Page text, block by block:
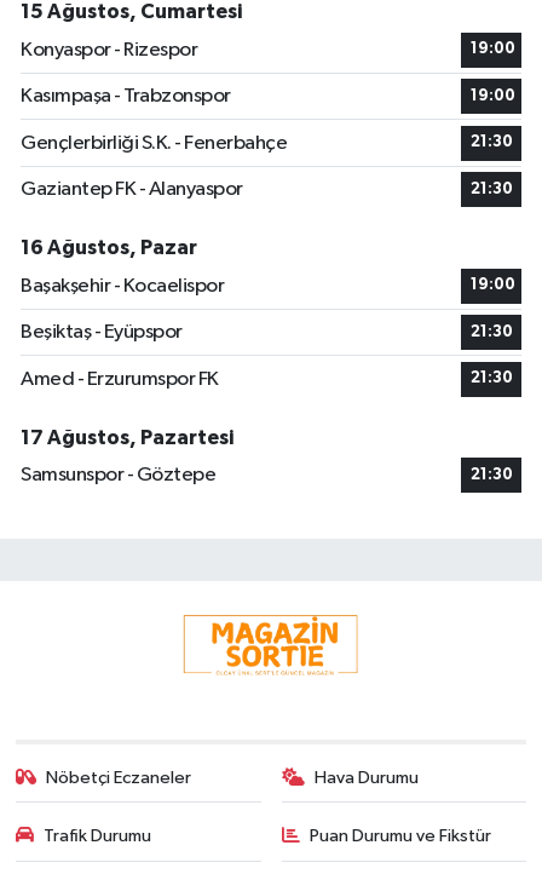
15 Ağustos, Cumartesi
Konyaspor - Rizespor
19:00
Kasımpaşa - Trabzonspor 19:00
Gençlerbirliği S.K. - Fenerbahçe 21:30
Gaziantep FK - Alanyaspor 21:30
16 Ağustos, Pazar
Başakşehir - Kocaelispor
19:00
Beşiktaş - Eyüpspor 21:30
Amed - Erzurumspor FK 21:30
17 Ağustos, Pazartesi
Samsunspor - Göztepe
21:30
Nöbetçi Eczaneler Hava Durumu
Trafik Durumu Puan Durumu ve Fikstür